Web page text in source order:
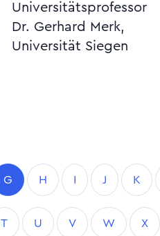
Universitätsprofessor
Dr. Gerhard Merk,
Universität Siegen
G H I J K
T U V W X